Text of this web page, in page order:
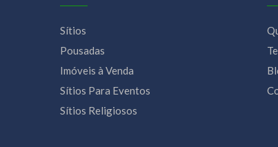
Sítios
Pousadas
Imóveis à Venda
Sítios Para Eventos
Sítios Religiosos